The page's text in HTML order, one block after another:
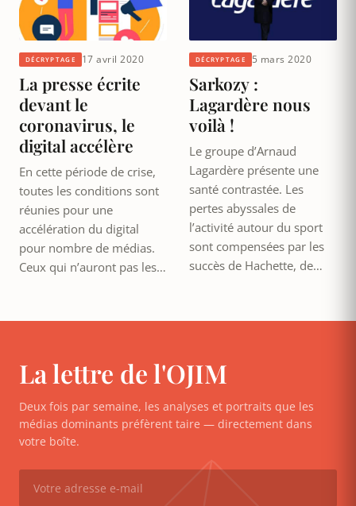
DÉCRYPTAGE 17 avril 2020
La presse écrite
devant le
coronavirus, le
digital accélère
En cette période de crise,
toutes les conditions sont
réunies pour une
accélération du digital
pour nombre de médias.
Ceux qui n’auront pas les…
DÉCRYPTAGE 5 mars 2020
Sarkozy :
Lagardère nous
voilà !
Le groupe d’Arnaud
Lagardère présente une
santé contrastée. Les
pertes abyssales de
l’activité autour du sport
sont compensées par les
succès de Hachette, de…
La lettre de l'OJIM
Deux fois par semaine, les analyses et portraits que les
médias dominants préfèrent taire — directement dans
votre boîte.